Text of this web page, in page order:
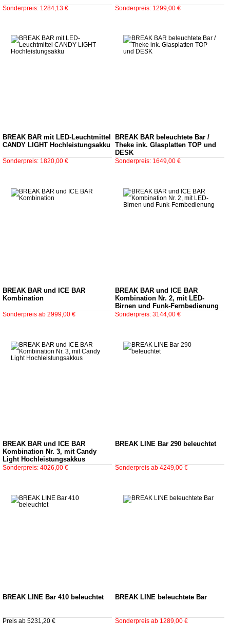
Sonderpreis: 1284,13 € Sonderpreis: 1299,00 €
BREAK BAR mit LED-Leuchtmittel
CANDY LIGHT Hochleistungsakku
Sonderpreis: 1820,00 €
BREAK BAR beleuchtete Bar /
Theke ink. Glasplatten TOP und
DESK
Sonderpreis: 1649,00 €
BREAK BAR und ICE BAR
Kombination
Sonderpreis ab 2999,00 €
BREAK BAR und ICE BAR
Kombination Nr. 2, mit LED-
Birnen und Funk-Fernbedienung
Sonderpreis: 3144,00 €
BREAK BAR und ICE BAR
Kombination Nr. 3, mit Candy
Light Hochleistungsakkus
Sonderpreis: 4026,00 €
BREAK LINE Bar 290 beleuchtet
Sonderpreis ab 4249,00 €
BREAK LINE Bar 410 beleuchtet
Preis ab 5231,20 €
BREAK LINE beleuchtete Bar
Sonderpreis ab 1289,00 €